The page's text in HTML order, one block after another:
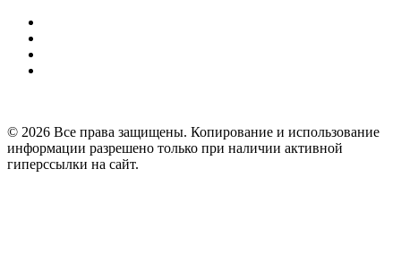
© 2026 Все права защищены. Копирование и использование
информации разрешено только при наличии активной
гиперссылки на сайт.